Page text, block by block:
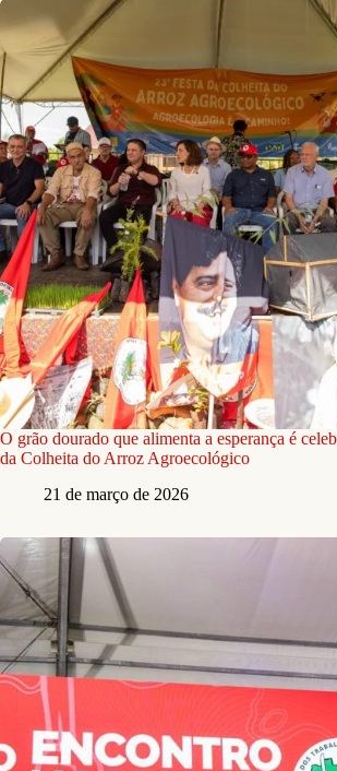
O grão dourado que alimenta a esperança é
da Colheita do Arroz Agroecológico
21 de março de 2026